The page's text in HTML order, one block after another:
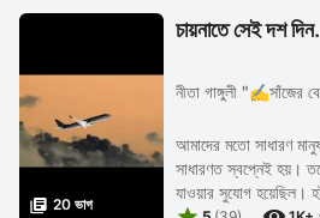
 20 ভাগ
চায়নাতে সেই দশ
নীতা গাঙ্গুলী "✍️সাঁজের
আমাদের মতো সাধারণ
সাধারণত স্বপ্নেই হয়।
যাওয়ার সুযোগ হয়েছিল।